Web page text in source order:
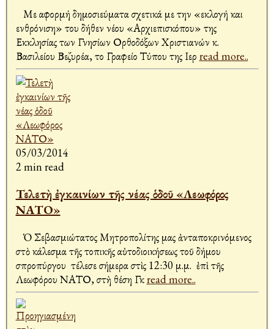
Με αφορμή δημοσιεύματα σχετικά με την «εκλογή και
ενθρόνιση» του δήθεν νέου «Αρχιεπισκόπου» της
Εκκλησίας των Γνησίων Ορθοδόξων Χριστιανών κ.
Βασιλείου Βεζυρέα, το Γραφείο Τύπου της Ιερ read more..
05/03/2014
2 min read
Τελετὴ ἐγκαινίων τῆς νέας ὁδοῦ «Λεωφόρος
ΝΑΤΟ»
Ὁ Σεβασμιώτατος Μητροπολίτης μας ἀνταποκρινόμενος
στὸ κάλεσμα τῆς τοπικῆς αὐτοδιοικήσεως τοῦ δήμου
Ἀσπροπύργου τέλεσε σήμερα στὶς 12:30 μ.μ. ἐπὶ τῆς
Λεωφόρου ΝΑΤΟ, στὴ θέση Γκread more..